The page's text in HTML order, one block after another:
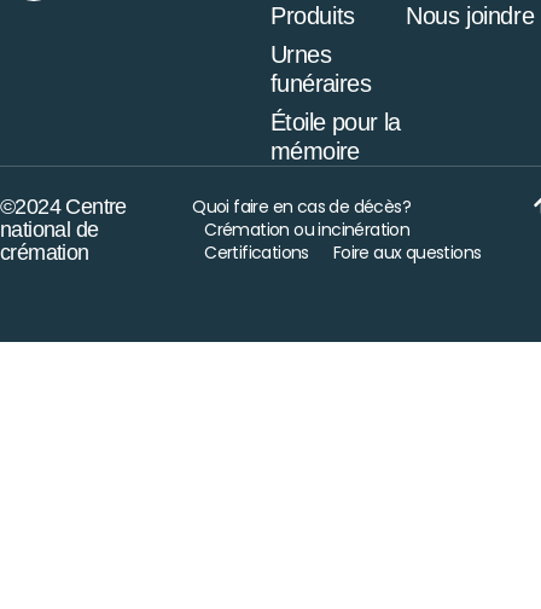
Produits
Urnes
funéraires
Étoile pour la
mémoire
Nous joindre
©2024 Centre
national de
crémation
Quoi faire en cas de décès?
Crémation ou incinération
Certifications
Foire aux questions